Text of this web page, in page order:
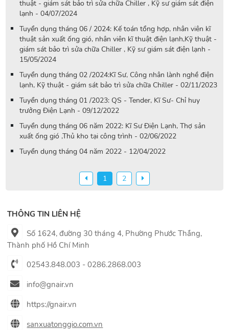
thuật - giám sát bảo trì sửa chữa Chiller , Kỹ sư giám sát điện
lạnh - 04/07/2024
Tuyển dụng tháng 06 / 2024: Kế toán tổng hợp, nhân viên kĩ
thuật sản xuất ống gió, nhân viên kĩ thuật điện lạnh,Kỹ thuật -
giám sát bảo trì sửa chữa Chiller , Kỹ sư giám sát điện lạnh -
15/05/2024
Tuyển dụng tháng 02 /2024:Kĩ Sư, Công nhân lành nghề điện
lạnh, Kỹ thuật - giám sát bảo trì sửa chữa Chiller - 02/11/2023
Tuyển dụng tháng 01 /2023: QS - Tender, Kĩ Sư- Chỉ huy
trưởng Điện Lạnh - 09/12/2022
Tuyển dụng tháng 06 năm 2022: Kĩ Sư Điện Lạnh, Thợ sản
xuất ống gió ,Thủ kho tại công trình - 02/06/2022
Tuyển dụng tháng 04 năm 2022 - 12/04/2022
1 2
THÔNG TIN LIÊN HỆ
Số 1624, đường 30 tháng 4, Phường Phước Thắng,
Thành phố Hồ Chí Minh
02543.848.003 - 0286.2868.003
info@gnair.vn
https://gnair.vn
sanxuatonggio.com.vn